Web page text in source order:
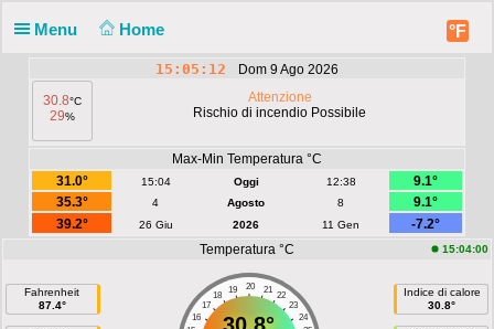
Menu Home °F
15:05:12
Dom 9 Ago 2026
30.8°C
29%
Attenzione
Rischio di incendio Possibile
Max-Min Temperatura °C
31.0°
15:04 Oggi 12:38
9.1°
35.3°
4 Agosto 8
9.1°
39.2°
26 Giu 2026 11 Gen
-7.2°
Temperatura °C
15:04:00
Fahrenheit
87.4°
20
19 21
18
22
17
23
16
24
Indice di calore
30.8°